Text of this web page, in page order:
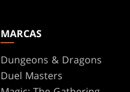
MARCAS
Dungeons & Dragons
Duel Masters